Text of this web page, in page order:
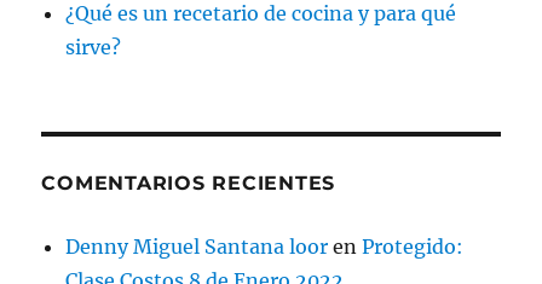
¿Qué es un recetario de cocina y para qué
sirve?
COMENTARIOS RECIENTES
Denny Miguel Santana loor enProtegido: